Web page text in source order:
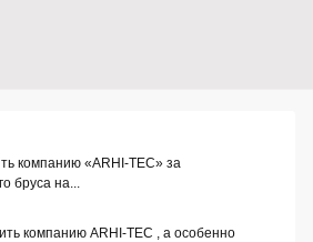
компанию «ARHI-TEC» за
бруса на...
компанию ARHI-TEC , а особенно